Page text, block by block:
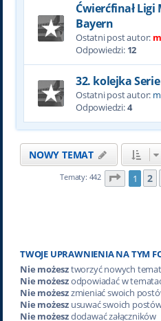
Ćwierćfinał
Bayern
Ostatni post autor:
Odpowiedzi: 12
32. kolejka
Ostatni post autor:
Odpowiedzi:4
NOWY TEMAT
Tematy: 442 Strona
1 2
TWOJE UPRAWNIENIA NA TYM
Nie możesztworzyć nowych
Nie możeszodpowiadać w
Nie możeszzmieniać swoich
Nie możeszusuwać swoich
Nie możeszdodawać załączników